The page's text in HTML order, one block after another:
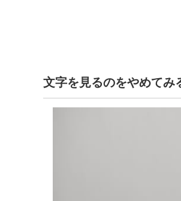
文字を見るのをやめてみ